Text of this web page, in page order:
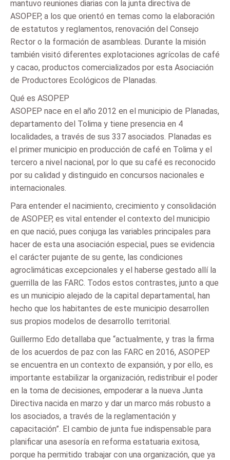
mantuvo reuniones diarias con la junta directiva de
ASOPEP, a los que orientó en temas como la elaboración
de estatutos y reglamentos, renovación del Consejo
Rector o la formación de asambleas. Durante la misión
también visitó diferentes explotaciones agrícolas de café
y cacao, productos comercializados por esta Asociación
de Productores Ecológicos de Planadas.
Qué es ASOPEP
ASOPEP nace en el año 2012 en el municipio de Planadas,
departamento del Tolima y tiene presencia en 4
localidades, a través de sus 337 asociados. Planadas es
el primer municipio en producción de café en Tolima y el
tercero a nivel nacional, por lo que su café es reconocido
por su calidad y distinguido en concursos nacionales e
internacionales.
Para entender el nacimiento, crecimiento y consolidación
de ASOPEP, es vital entender el contexto del municipio
en que nació, pues conjuga las variables principales para
hacer de esta una asociación especial, pues se evidencia
el carácter pujante de su gente, las condiciones
agroclimáticas excepcionales y el haberse gestado allí la
guerrilla de las FARC. Todos estos contrastes, junto a que
es un municipio alejado de la capital departamental, han
hecho que los habitantes de este municipio desarrollen
sus propios modelos de desarrollo territorial.
Guillermo Edo detallaba que “actualmente, y tras la firma
de los acuerdos de paz con las FARC en 2016, ASOPEP
se encuentra en un contexto de expansión, y por ello, es
importante estabilizar la organización, redistribuir el poder
en la toma de decisiones, empoderar a la nueva Junta
Directiva nacida en marzo y dar un marco más robusto a
los asociados, a través de la reglamentación y
capacitación”. El cambio de junta fue indispensable para
planificar una asesoría en reforma estatuaria exitosa,
porque ha permitido trabajar con una organización, que ya